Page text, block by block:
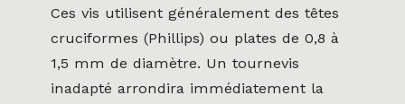
Ces vis utilisent généralement des têtes
cruciformes (Phillips) ou plates de 0,8 à
1,5 mm de diamètre. Un tournevis
inadapté arrondira immédiatement la